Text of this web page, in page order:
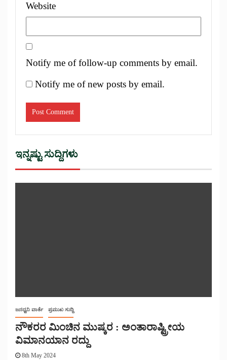
Website
Notify me of follow-up comments by email.
Notify me of new posts by email.
ಇನ್ನಷ್ಟು ಸುದ್ದಿಗಳು
ಜನಧ್ವನಿ ವಾರ್ತೆ ಪ್ರಮುಖ ಸುದ್ದಿ
ನೌಕರರ ಮಿಂಚಿನ ಮುಷ್ಕರ : ಅಂತಾರಾಷ್ಟ್ರೀಯ
ವಿಮಾನಯಾನ ರದ್ದು
8th May 2024